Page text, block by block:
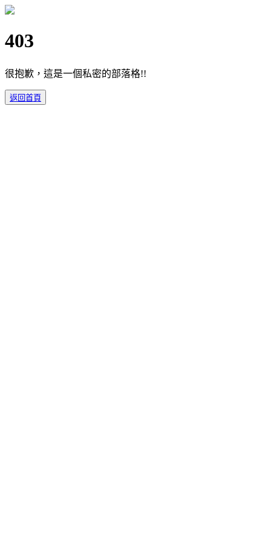
403
很抱歉，這是一個私密的部落格!!
返回首頁